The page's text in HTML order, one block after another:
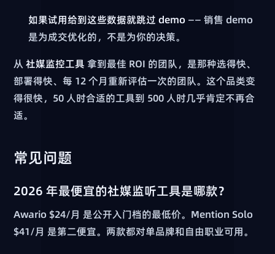
如果试用给到这些数据就跳过 demo —— 销售 demo
是为成交优化的，不是为你的决策。
从社媒监控工具 拿到最佳 ROI 的团队，是那种选得快、
部署得快、每 12 个月重新评估一次的团队。这个品类变
得很快，50 人时合适的工具到 500 人时几乎肯定不再合
适。
常见问题
2026 年最便宜的社媒监听工具是哪款？
Awario $24/月 是公开入门档的最低价。Mention Solo
$41/月 是第二便宜。两款都对单品牌和自由职业可用。